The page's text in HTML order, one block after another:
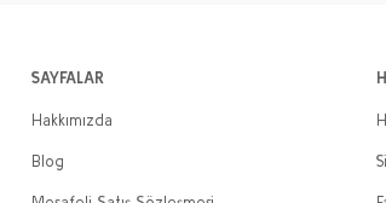
SAYFALAR
Hakkımızda
Blog